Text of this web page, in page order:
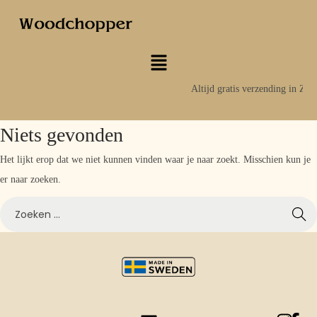
Altijd gratis verzending in
Niets gevonden
Het lijkt erop dat we niet kunnen vinden waar je naar zoekt. Misschien kun je
er naar zoeken.